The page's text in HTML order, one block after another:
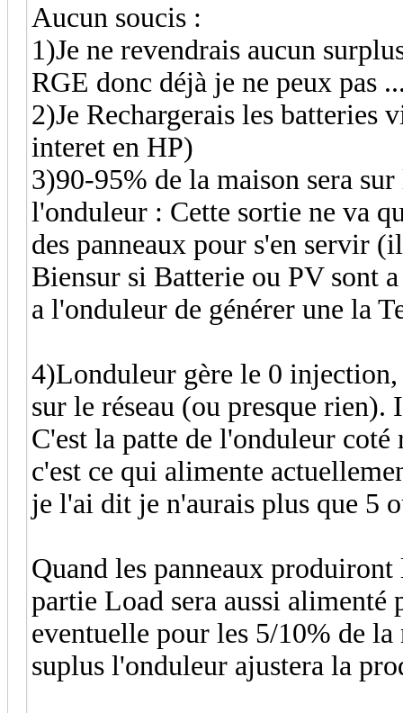
Aucun soucis :
1)Je ne revendrais aucun
RGE donc déjà je ne peux pas
2)Je Rechargerais les batteries
interet en HP)
3)90-95% de la maison sera
l'onduleur : Cette sortie ne va
des panneaux pour s'en servir
Biensur si Batterie ou PV sont
a l'onduleur de générer une la
4)Londuleur gère le 0
sur le réseau (ou presque
C'est la patte de l'onduleur
c'est ce qui alimente
je l'ai dit je n'aurais plus que 5
Quand les panneaux
partie Load sera aussi alimenté
eventuelle pour les 5/10% de
suplus l'onduleur ajustera la